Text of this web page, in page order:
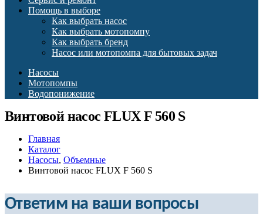
Помощь в выборе
Как выбрать насос
Как выбрать мотопомпу
Как выбрать бренд
Насос или мотопомпа для бытовых задач
Насосы
Мотопомпы
Водопонижение
Винтовой насос FLUX F 560 S
Главная
Каталог
Насосы, Объемные
Винтовой насос FLUX F 560 S
Ответим на ваши вопросы